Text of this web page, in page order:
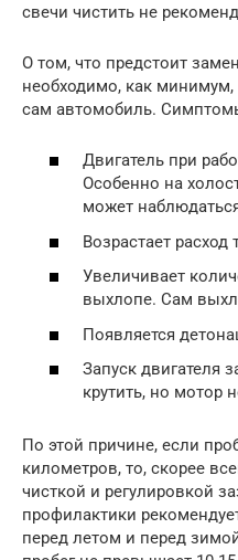
свечи чистить не
О том, что предстоит
необходимо, как минимум,
сам автомобиль.
Двигатель при
Особенно на
может
Возрастает расход
Увеличивает
выхлопе. Сам
Появляется
Запуск двигателя
крутить, но мотор
По этой причине, если
километров, то, скорее
чисткой и регулировкой
профилактики
перед летом и перед